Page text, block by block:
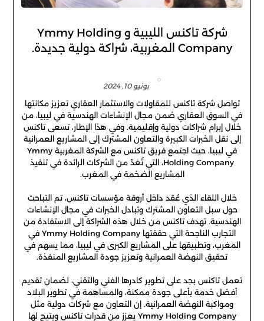
شركة تاكنس الليبية و Ymmy Holding
Company المغربية، شراكة دولية جديدة.
يونيو 10, 2024
تواصل شركة تاكنس للمقاولات والاستثمار العقاري تعزيز مكانتها
في السوق العقاري ضمن مجال الإنشاءات الهندسية في ليبيا، من
خلال إبرام شراكات دولية وإقليمية. وفي هذا الإطار، تسعى تاكنس
إلى نقل الخبرات الكبيرة والتعاون المشترك إلى المشاريع العمرانية
في ليبيا، حيث اجتمع فريق تاكنس مع الشركة المغربية Ymmy
Holding Company، التي تُعَدّ من الشركات الرائدة في تنفيذ
المشاريع الضخمة في المغرب.
خلال اللقاء الذي عُقد داخل أروقة مؤسسات تاكنس، تم التباحث
حول سبل التعاون المشترك وتبادل الخبرات في مجال الإنشاءات
الهندسية. تهدف تاكنس من خلال هذه الشراكة إلى الاستفادة من
التجارب الناجحة التي حققتها Ymmy Holding Company في
المغرب، وتطبيقها على المشاريع الكبرى في ليبيا، مما يسهم في
تحقيق النهضة العمرانية وتعزيز جودة المشاريع المنفذة.
تعمل تاكنس بجد على تطوير كادرها الفني والتقني، لضمان تقديم
أفضل خدمة بأعلى جودة ممكنة، والمساهمة في تطوير البلاد
ومواكبة النهضة العمرانية. إن التعاون مع شركات دولية مثل
Ymmy Holding Company يعزز من قدرات تاكنس ويتيح لها